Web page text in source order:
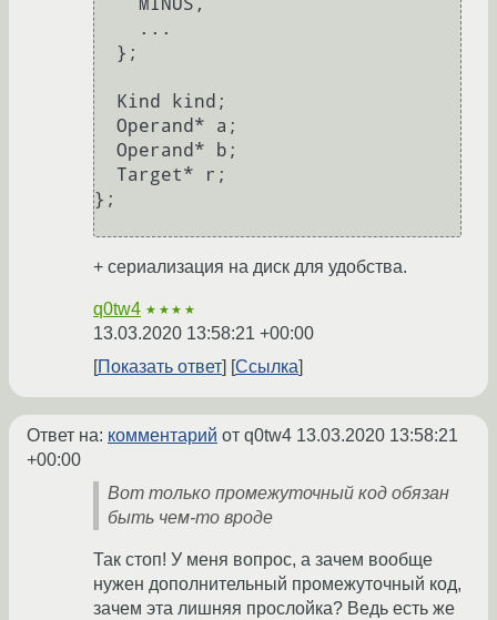
};
+ сериализация на диск для удобства.
q0tw4 ★★★★
13.03.2020 13:58:21 +00:00
Показать ответ
Ссылка
Ответ на: комментарий от q0tw4 13.03.2020 13:58:21
+00:00
Вот только промежуточный код обязан
быть чем-то вроде
Так стоп! У меня вопрос, а зачем вообще
нужен дополнительный промежуточный код,
зачем эта лишняя прослойка? Ведь есть же